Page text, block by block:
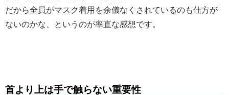
だから全員がマスク着用を余儀なくされているのも仕方が
ないのかな、というのが率直な感想です。
首より上は手で触らない重要性